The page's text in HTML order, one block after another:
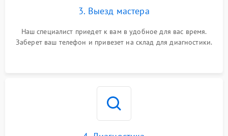
3. Выезд мастера
Наш специалист приедет к вам в удобное для вас время.
Заберет ваш телефон и привезет на склад для диагностики.